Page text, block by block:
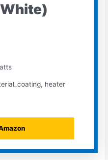
White)
heater